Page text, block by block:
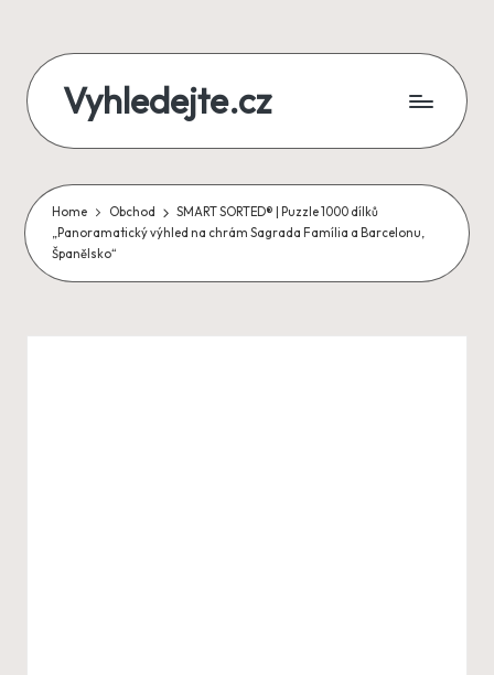
content
Vyhledejte.cz
zájezdy,
recenze,
produkty
i
Home Obchod
SMART SORTED® | Puzzle 1000 dílků
„Panoramatický výhled na chrám Sagrada Família a Barcelonu,
Španělsko“